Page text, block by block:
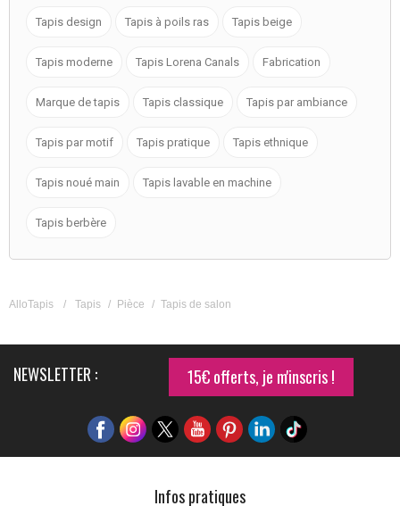
Tapis design Tapis à poils ras Tapis beige
Tapis moderne Tapis Lorena Canals Fabrication
Marque de tapis Tapis classique Tapis par ambiance
Tapis par motif Tapis pratique Tapis ethnique
Tapis noué main Tapis lavable en machine
Tapis berbère
AlloTapis / Tapis / Pièce / Tapis de salon
NEWSLETTER : 15€ offerts, je m'inscris !
Infos pratiques